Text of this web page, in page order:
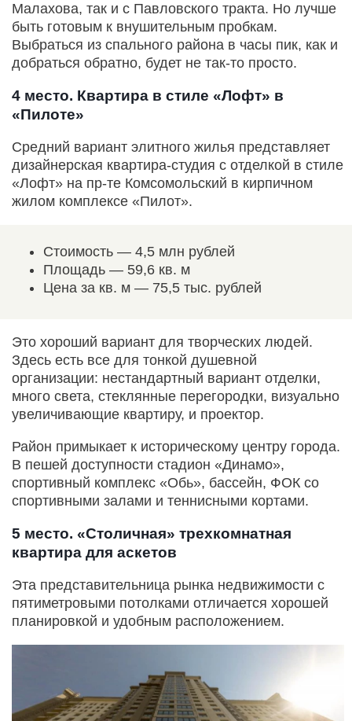
Малахова, так и с Павловского тракта. Но лучше
быть готовым к внушительным пробкам.
Выбраться из спального района в часы пик, как и
добраться обратно, будет не так-то просто.
4 место. Квартира в стиле «Лофт» в
«Пилоте»
Средний вариант элитного жилья представляет
дизайнерская квартира-студия с отделкой в стиле
«Лофт» на пр-те Комсомольский в кирпичном
жилом комплексе «Пилот».
Стоимость — 4,5 млн рублей
Площадь — 59,6 кв. м
Цена за кв. м — 75,5 тыс. рублей
Это хороший вариант для творческих людей.
Здесь есть все для тонкой душевной
организации: нестандартный вариант отделки,
много света, стеклянные перегородки, визуально
увеличивающие квартиру, и проектор.
Район примыкает к историческому центру города.
В пешей доступности стадион «Динамо»,
спортивный комплекс «Обь», бассейн, ФОК со
спортивными залами и теннисными кортами.
5 место. «Столичная» трехкомнатная
квартира для аскетов
Эта представительница рынка недвижимости с
пятиметровыми потолками отличается хорошей
планировкой и удобным расположением.